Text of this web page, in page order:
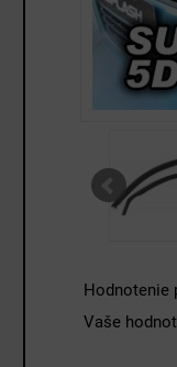
Hodnotenie
Vaše